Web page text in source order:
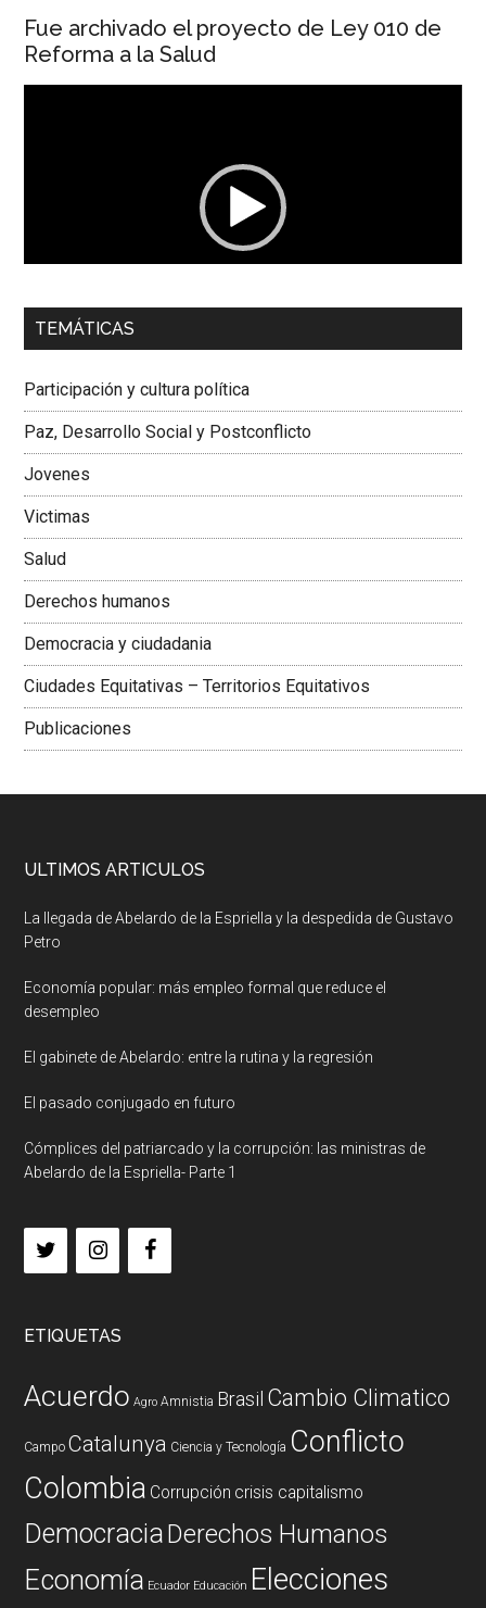
Fue archivado el proyecto de Ley 010 de
Reforma a la Salud
00:00 01:04
Dra. Carolina Corcho Mejía,Presidenta Corporación
Colombiana
TEMÁTICAS
Participación y cultura política
Paz, Desarrollo Social y Postconflicto
Jovenes
Victimas
Salud
Derechos humanos
Democracia y ciudadania
Ciudades Equitativas – Territorios Equitativos
Publicaciones
ULTIMOS ARTICULOS
La llegada de Abelardo de la Espriella y la despedida de Gustavo
Petro
Economía popular: más empleo formal que reduce el
desempleo
El gabinete de Abelardo: entre la rutina y la regresión
El pasado conjugado en futuro
Cómplices del patriarcado y la corrupción: las ministras de
Abelardo de la Espriella- Parte 1
ETIQUETAS
Acuerdo Agro Amnistia Brasil Cambio Climatico
Campo Catalunya Ciencia y Tecnología Conflicto
Colombia Corrupción crisis capitalismo
DemocraciaDerechos Humanos
Economía Ecuador Educación Elecciones